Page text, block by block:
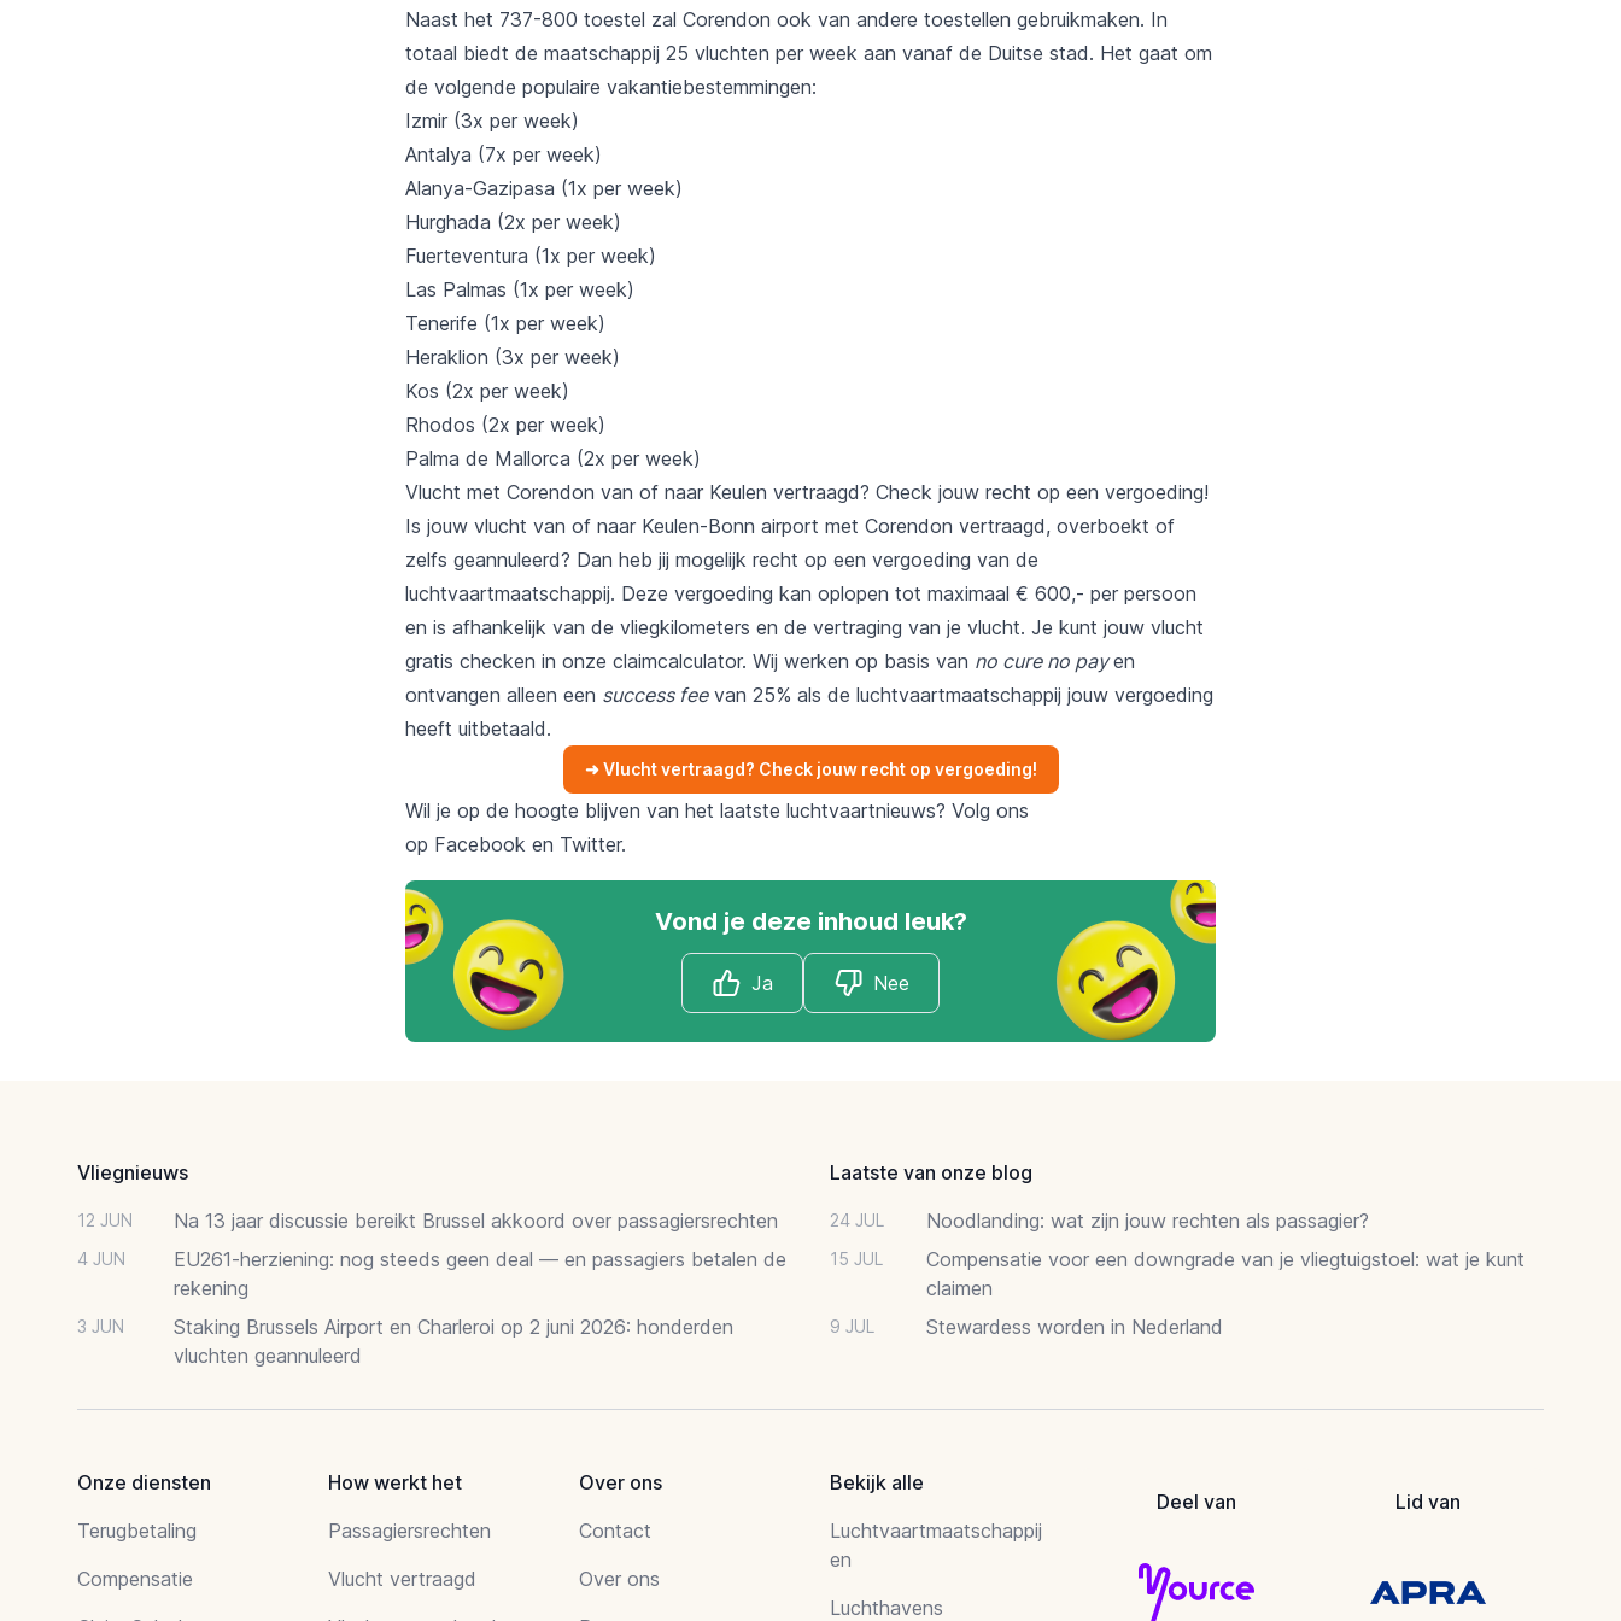
Naast het 737-800 toestel zal Corendon ook van andere toestellen gebruikmaken. In
totaal biedt de maatschappij 25 vluchten per week aan vanaf de Duitse stad. Het gaat om
de volgende populaire vakantiebestemmingen:
Izmir (3x per week)
Antalya (7x per week)
Alanya-Gazipasa (1x per week)
Hurghada (2x per week)
Fuerteventura (1x per week)
Las Palmas (1x per week)
Tenerife (1x per week)
Heraklion (3x per week)
Kos (2x per week)
Rhodos (2x per week)
Palma de Mallorca (2x per week)
Vlucht met Corendon van of naar Keulen vertraagd? Check jouw recht op een vergoeding!
Is jouw vlucht van of naar Keulen-Bonn airport met Corendon vertraagd, overboekt of
zelfs geannuleerd? Dan heb jij mogelijk recht op een vergoeding van de
luchtvaartmaatschappij. Deze vergoeding kan oplopen tot maximaal € 600,- per persoon
en is afhankelijk van de vliegkilometers en de vertraging van je vlucht. Je kunt jouw vlucht
gratis checken in onze claimcalculator. Wij werken op basis van no cure no payen
ontvangen alleen een success feevan 25% als de luchtvaartmaatschappij jouw vergoeding
heeft uitbetaald.
➜ Vlucht vertraagd? Check jouw recht op vergoeding!
Wil je op de hoogte blijven van het laatste luchtvaartnieuws? Volg ons
op Facebook en Twitter.
Vond je deze inhoud leuk?
Ja Nee
Vliegnieuws
12 JUN Na 13 jaar discussie bereikt Brussel akkoord over passagiersrechten
4 JUN
EU261-herziening: nog steeds geen deal — en passagiers betalen de
rekening
3 JUN
Staking Brussels Airport en Charleroi op 2 juni 2026: honderden
vluchten geannuleerd
Laatste van onze blog
24 JUL Noodlanding: wat zijn jouw rechten als passagier?
15 JUL
Compensatie voor een downgrade van je vliegtuigstoel: wat je kunt
claimen
9 JUL Stewardess worden in Nederland
Onze diensten
Terugbetaling
Compensatie
How werkt het
Passagiersrechten
Vlucht vertraagd
Over ons
Contact
Over ons
Bekijk alle
Luchtvaartmaatschappij
en
Luchthavens
Deel van Lid van